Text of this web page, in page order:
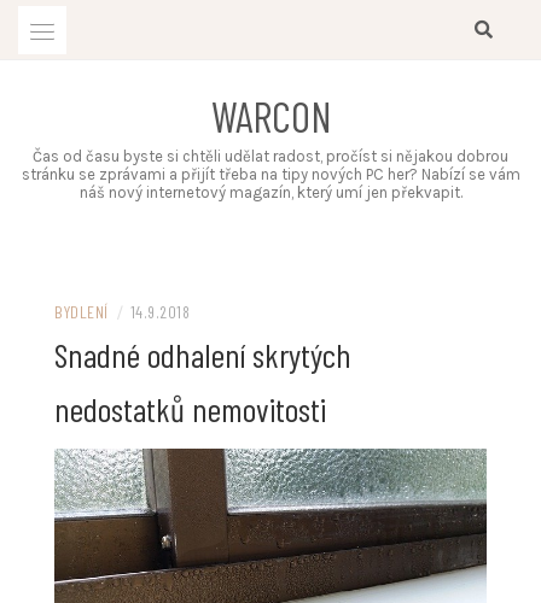
WARCON
Čas od času byste si chtěli udělat radost, pročíst si nějakou dobrou
stránku se zprávami a přijít třeba na tipy nových PC her? Nabízí se vám
náš nový internetový magazín, který umí jen překvapit.
BYDLENÍ / 14.9.2018
Snadné odhalení skrytých
nedostatků nemovitosti